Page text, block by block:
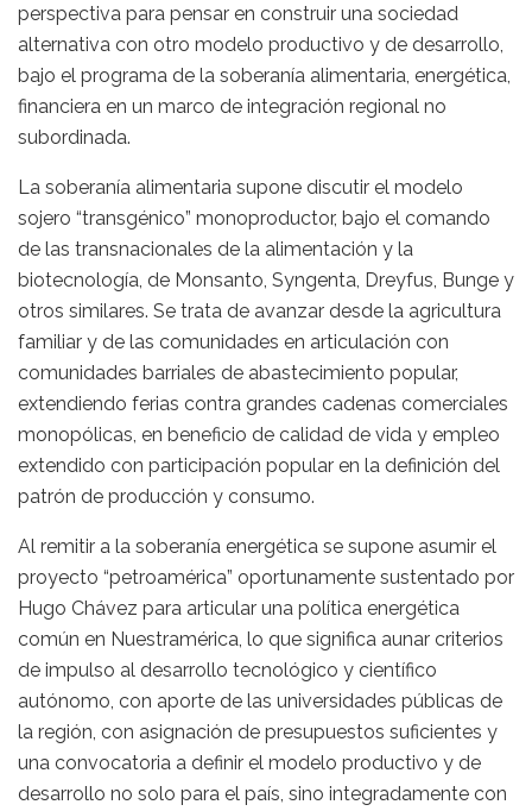
perspectiva para pensar en construir una sociedad
alternativa con otro modelo productivo y de desarrollo,
bajo el programa de la soberanía alimentaria, energética,
financiera en un marco de integración regional no
subordinada.
La soberanía alimentaria supone discutir el modelo
sojero “transgénico” monoproductor, bajo el comando
de las transnacionales de la alimentación y la
biotecnología, de Monsanto, Syngenta, Dreyfus, Bunge y
otros similares. Se trata de avanzar desde la agricultura
familiar y de las comunidades en articulación con
comunidades barriales de abastecimiento popular,
extendiendo ferias contra grandes cadenas comerciales
monopólicas, en beneficio de calidad de vida y empleo
extendido con participación popular en la definición del
patrón de producción y consumo.
Al remitir a la soberanía energética se supone asumir el
proyecto “petroamérica” oportunamente sustentado por
Hugo Chávez para articular una política energética
común en Nuestramérica, lo que significa aunar criterios
de impulso al desarrollo tecnológico y científico
autónomo, con aporte de las universidades públicas de
la región, con asignación de presupuestos suficientes y
una convocatoria a definir el modelo productivo y de
desarrollo no solo para el país, sino integradamente con